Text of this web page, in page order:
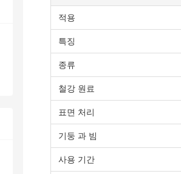
적용
특징
종류
철강 원료
표면 처리
기둥 과 빔
사용 기간